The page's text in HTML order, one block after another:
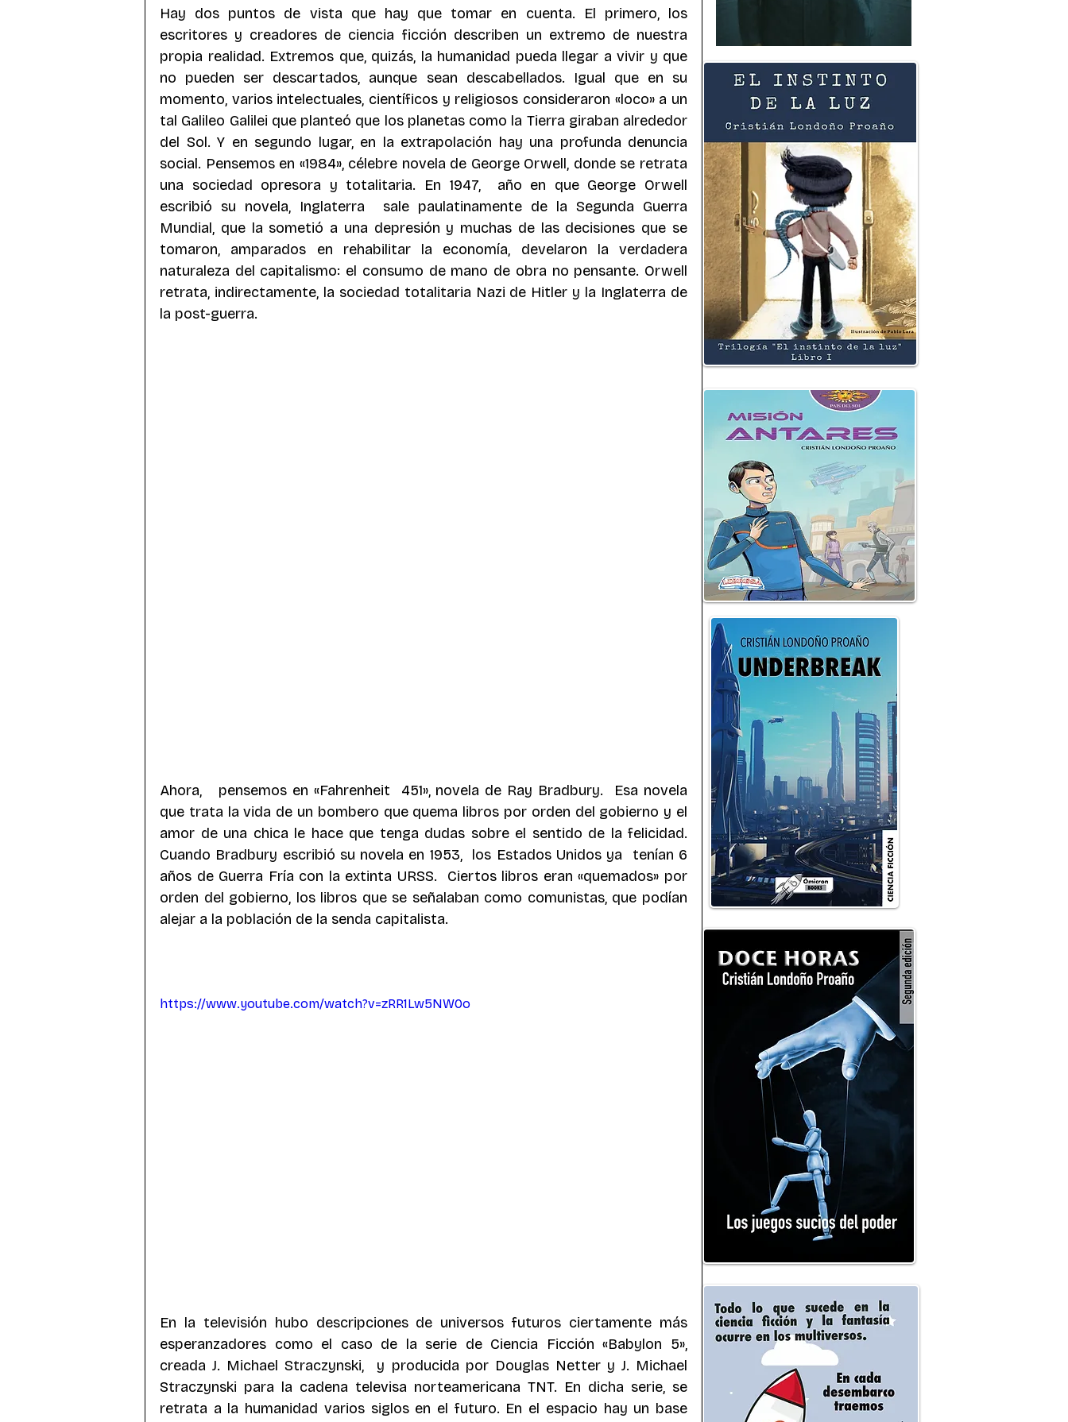
Hay dos puntos de vista que hay que tomar en cuenta. El primero, los
escritores y creadores de ciencia ficción describen un extremo de nuestra
propia realidad. Extremos que, quizás, la humanidad pueda llegar a vivir y que
no pueden ser descartados, aunque sean descabellados. Igual que en su
momento, varios intelectuales, científicos y religiosos consideraron «loco» a un
tal Galileo Galilei que planteó que los planetas como la Tierra giraban alrededor
del Sol. Y en segundo lugar, en la extrapolación hay una profunda denuncia
social. Pensemos en «1984», célebre novela de George Orwell, donde se retrata
una sociedad opresora y totalitaria. En 1947,  año en que George Orwell
escribió su novela, Inglaterra  sale paulatinamente de la Segunda Guerra
Mundial, que la sometió a una depresión y muchas de las decisiones que se
tomaron, amparados en rehabilitar la economía, develaron la verdadera
naturaleza del capitalismo: el consumo de mano de obra no pensante. Orwell
retrata, indirectamente, la sociedad totalitaria Nazi de Hitler y la Inglaterra de
la post-guerra.
Ahora,   pensemos en «Fahrenheit  451», novela de Ray Bradbury.  Esa novela
que trata la vida de un bombero que quema libros por orden del gobierno y el
amor de una chica le hace que tenga dudas sobre el sentido de la felicidad.
Cuando Bradbury escribió su novela en 1953,  los Estados Unidos ya  tenían 6
años de Guerra Fría con la extinta URSS.  Ciertos libros eran «quemados» por
orden del gobierno, los libros que se señalaban como comunistas, que podían
alejar a la población de la senda capitalista.
https://www.youtube.com/watch?v=zRR1Lw5NW0o
En la televisión hubo descripciones de universos futuros ciertamente más
esperanzadores como el caso de la serie de Ciencia Ficción «Babylon 5»,
creada J. Michael Straczynski,  y producida por Douglas Netter y J. Michael
Straczynski para la cadena televisa norteamericana TNT. En dicha serie, se
retrata a la humanidad varios siglos en el futuro. En el espacio hay un base